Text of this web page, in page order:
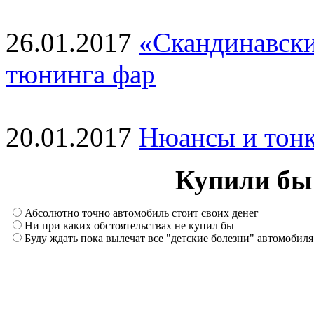
26.01.2017
тюнинга фар
20.01.2017 Нюансы и
Купили бы
Абсолютно точно автомобиль стоит своих денег
Ни при каких обстоятельствах не купил бы
Буду ждать пока вылечат все "детские болезни" автомобиля